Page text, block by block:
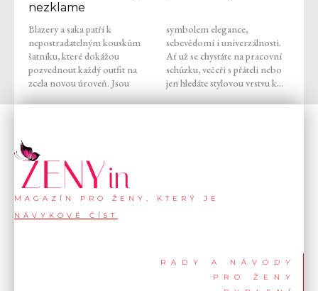
nezklame
Blazery a saka patří k
nepostradatelným kouskům
šatníku, které dokážou
pozvednout každý outfit na
zcela novou úroveň. Jsou
symbolem elegance,
sebevědomí i univerzálnosti.
Ať už se chystáte na pracovní
schůzku, večeři s přáteli nebo
jen hledáte stylovou vrstvu k...
MAGAZÍN PRO ŽENY, KTERÝ JE
NÁVYKOVÉ ČÍST
RADY A NÁVODY
PRO ŽENY